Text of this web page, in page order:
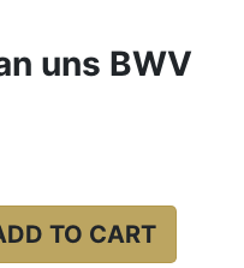
uns BWV
TO CART